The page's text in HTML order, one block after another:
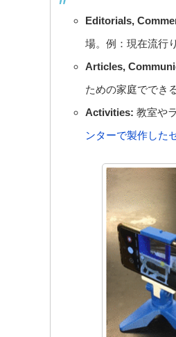
Editorials,
場。例：現在流行
Articles,
ための家庭ででき
Activities: 教室や
ンターで製作した